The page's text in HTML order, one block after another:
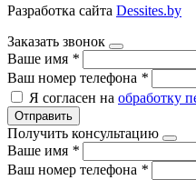
Разработка сайта Dessites.by
Заказать звонок
Ваше имя *
Ваш номер телефона *
Я согласен на обработку
Отправить
Получить консультацию
Ваше имя *
Ваш номер телефона *